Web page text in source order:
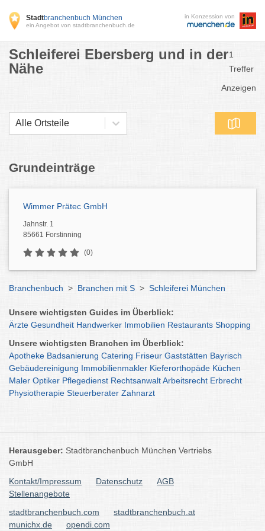
Stadtbranchenbuch München
ein Angebot von stadtbranchenbuch.de
in Konzession von
Schleiferei Ebersberg und in der
Nähe
1
Treffer
Anzeigen
Alle Ortsteile
Grundeinträge
Wimmer Prätec GmbH
Jahnstr. 1
85661 Forstinning
(0)
Branchenbuch > Branchen mit S > Schleiferei München
Unsere wichtigsten Guides im Überblick:
Ärzte Gesundheit Handwerker Immobilien Restaurants Shopping
Unsere wichtigsten Branchen im Überblick:
Apotheke Badsanierung Catering Friseur Gaststätten Bayrisch
Gebäudereinigung Immobilienmakler Kieferorthopäde Küchen
Maler Optiker Pflegedienst RechtsanwaltArbeitsrecht Erbrecht
Physiotherapie Steuerberater Zahnarzt
Herausgeber: Stadtbranchenbuch München Vertriebs
GmbH
Kontakt/Impressum
Datenschutz
AGB
Stellenangebote
stadtbranchenbuch.com
stadtbranchenbuch.at
munichx.de
opendi.com